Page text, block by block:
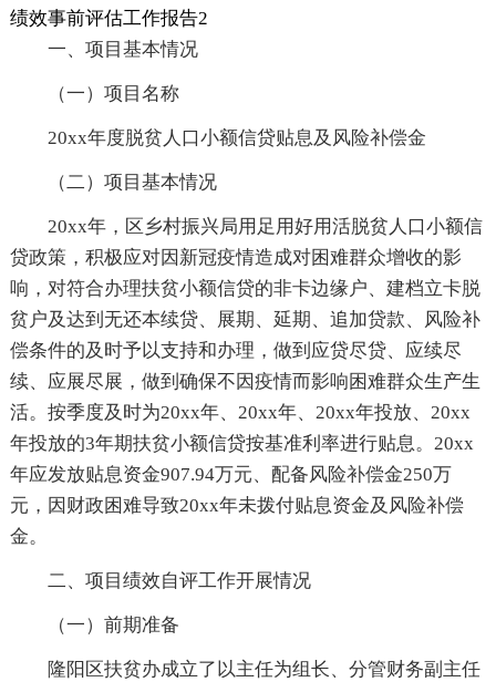
绩效事前评估工作报告2
一、项目基本情况
（一）项目名称
20xx年度脱贫人口小额信贷贴息及风险补偿金
（二）项目基本情况
20xx年，区乡村振兴局用足用好用活脱贫人口小额信
贷政策，积极应对因新冠疫情造成对困难群众增收的影
响，对符合办理扶贫小额信贷的非卡边缘户、建档立卡脱
贫户及达到无还本续贷、展期、延期、追加贷款、风险补
偿条件的及时予以支持和办理，做到应贷尽贷、应续尽
续、应展尽展，做到确保不因疫情而影响困难群众生产生
活。按季度及时为20xx年、20xx年、20xx年投放、20xx
年投放的3年期扶贫小额信贷按基准利率进行贴息。20xx
年应发放贴息资金907.94万元、配备风险补偿金250万
元，因财政困难导致20xx年未拨付贴息资金及风险补偿
金。
二、项目绩效自评工作开展情况
（一）前期准备
隆阳区扶贫办成立了以主任为组长、分管财务副主任